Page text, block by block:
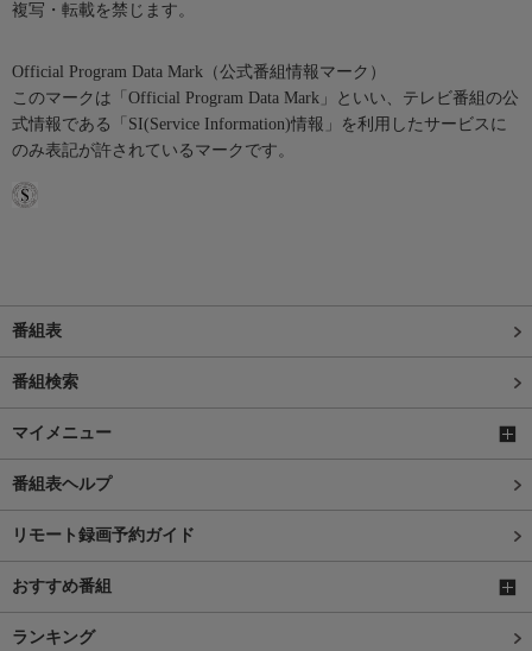
複写・転載を禁じます。
Official Program Data Mark（公式番組情報マーク）
このマークは「Official Program Data Mark」といい、テレビ番組の公
式情報である「SI(Service Information)情報」を利用したサービスに
のみ表記が許されているマークです。
番組表
番組検索
マイメニュー
番組表ヘルプ
リモート録画予約ガイド
おすすめ番組
ランキング